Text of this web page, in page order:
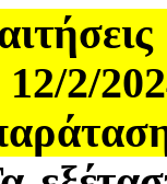
ιτήσεις
2/